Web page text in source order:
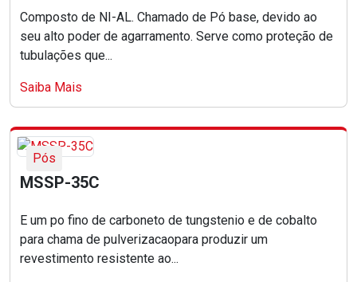
Composto de NI-AL. Chamado de Pó base, devido ao
seu alto poder de agarramento. Serve como proteção de
tubulações que...
Saiba Mais
Pós
MSSP-35C
E um po fino de carboneto de tungstenio e de cobalto
para chama de pulverizacaopara produzir um
revestimento resistente ao...